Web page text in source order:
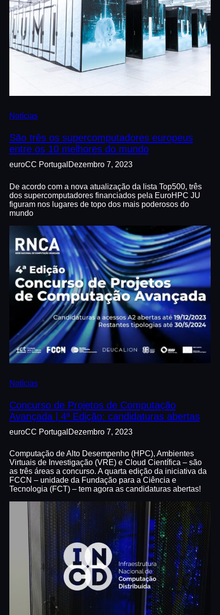
Notícias
São três os supercomputadores europeus
entre os 10 melhores do mundo
euroCC Portugal Dezembro 7, 2023
De acordo com a nova atualização da lista Top500, três
dos supercomputadores financiados pela EuroHPC JU
figuram nos lugares de topo dos mais poderosos do
mundo
Notícias
Concurso de Projetos de Computação
Avançada | 4ª Edição: candidaturas abertas
euroCC Portugal Dezembro 7, 2023
Computação de Alto Desempenho (HPC), Ambientes
Virtuais de Investigação (VRE) e Cloud Científica – são
as três áreas a concurso. A quarta edição da iniciativa da
FCCN – unidade da Fundação para a Ciência e
Tecnologia (FCT) – tem agora as candidaturas abertas!